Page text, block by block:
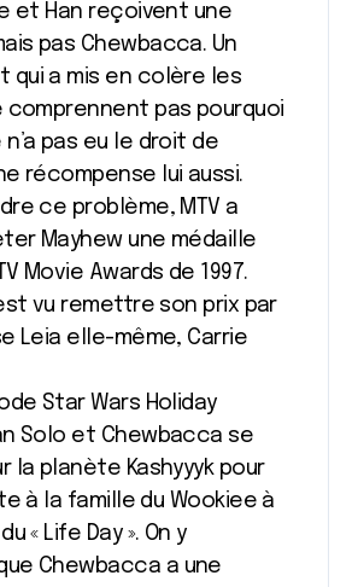
et Han reçoivent une
pas Chewbacca. Un
qui a mis en colère les
comprennent pas pourquoi
n’a pas eu le droit de
récompense lui aussi.
ce problème, MTV a
Mayhew une médaille
Movie Awards de 1997.
vu remettre son prix par
Leia elle-même, Carrie
Star Wars Holiday
Solo et Chewbacca se
la planète Kashyyyk pour
à la famille du Wookiee à
« Life Day ». On y
Chewbacca a une